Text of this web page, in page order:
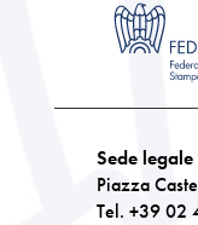
Sede legale
Piazza
Tel. +39 02